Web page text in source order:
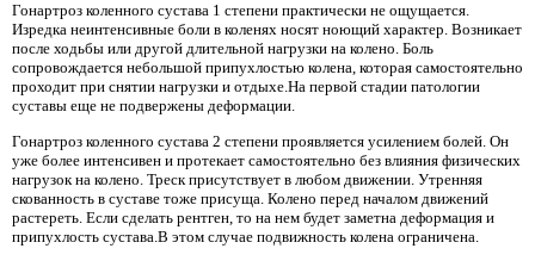
Гонартроз коленного сустава 1 степени практически не ощущается.
Изредка неинтенсивные боли в коленях носят ноющий характер. Возникает
после ходьбы или другой длительной нагрузки на колено. Боль
сопровождается небольшой припухлостью колена, которая самостоятельно
проходит при снятии нагрузки и отдыхе.На первой стадии патологии
суставы еще не подвержены деформации.
Гонартроз коленного сустава 2 степени проявляется усилением болей. Он
уже более интенсивен и протекает самостоятельно без влияния физических
нагрузок на колено. Треск присутствует в любом движении. Утренняя
скованность в суставе тоже присуща. Колено перед началом движений
растереть. Если сделать рентген, то на нем будет заметна деформация и
припухлость сустава.В этом случае подвижность колена ограничена.